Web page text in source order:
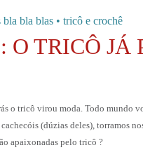
bla bla blas • tricô e crochê
O TRICÔ JÁ
o tricô virou moda. Todo mundo
(dúzias deles), torramos
apaixonadas pelo tricô ?